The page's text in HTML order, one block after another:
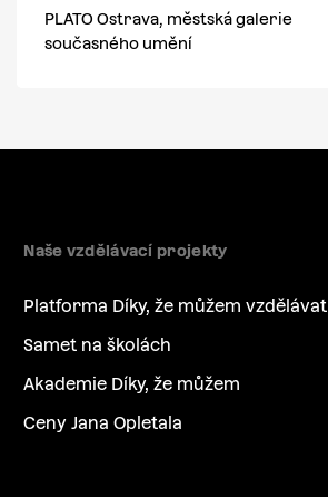
PLATO Ostrava, městská galerie
současného umění
Naše vzdělávací projekty
Platforma Díky, že můžem vzdělávat
Samet na školách
Akademie Díky, že můžem
Ceny Jana Opletala